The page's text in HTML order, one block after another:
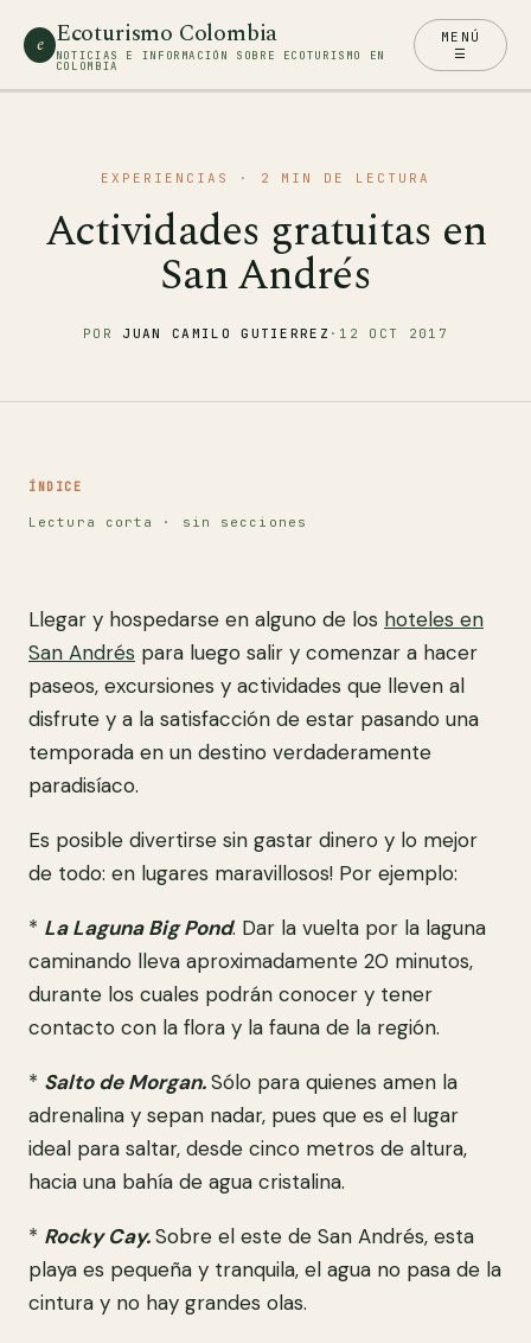
e Ecoturismo Colombia
NOTICIAS E INFORMACIÓN SOBRE ECOTURISMO EN
COLOMBIA
MENÚ
☰
EXPERIENCIAS · 2 MIN DE LECTURA
Actividades gratuitas en
San Andrés
POR JUAN CAMILO GUTIERREZ · 12 OCT 2017
ÍNDICE
Lectura corta · sin secciones
Llegar y hospedarse en alguno de los hoteles en
San Andrés para luego salir y comenzar a hacer
paseos, excursiones y actividades que lleven al
disfrute y a la satisfacción de estar pasando una
temporada en un destino verdaderamente
paradisíaco.
Es posible divertirse sin gastar dinero y lo mejor
de todo: en lugares maravillosos! Por ejemplo:
* La Laguna Big Pond. Dar la vuelta por la laguna
caminando lleva aproximadamente 20 minutos,
durante los cuales podrán conocer y tener
contacto con la flora y la fauna de la región.
* Salto de Morgan.Sólo para quienes amen la
adrenalina y sepan nadar, pues que es el lugar
ideal para saltar, desde cinco metros de altura,
hacia una bahía de agua cristalina.
* Rocky Cay.Sobre el este de San Andrés, esta
playa es pequeña y tranquila, el agua no pasa de la
cintura y no hay grandes olas.